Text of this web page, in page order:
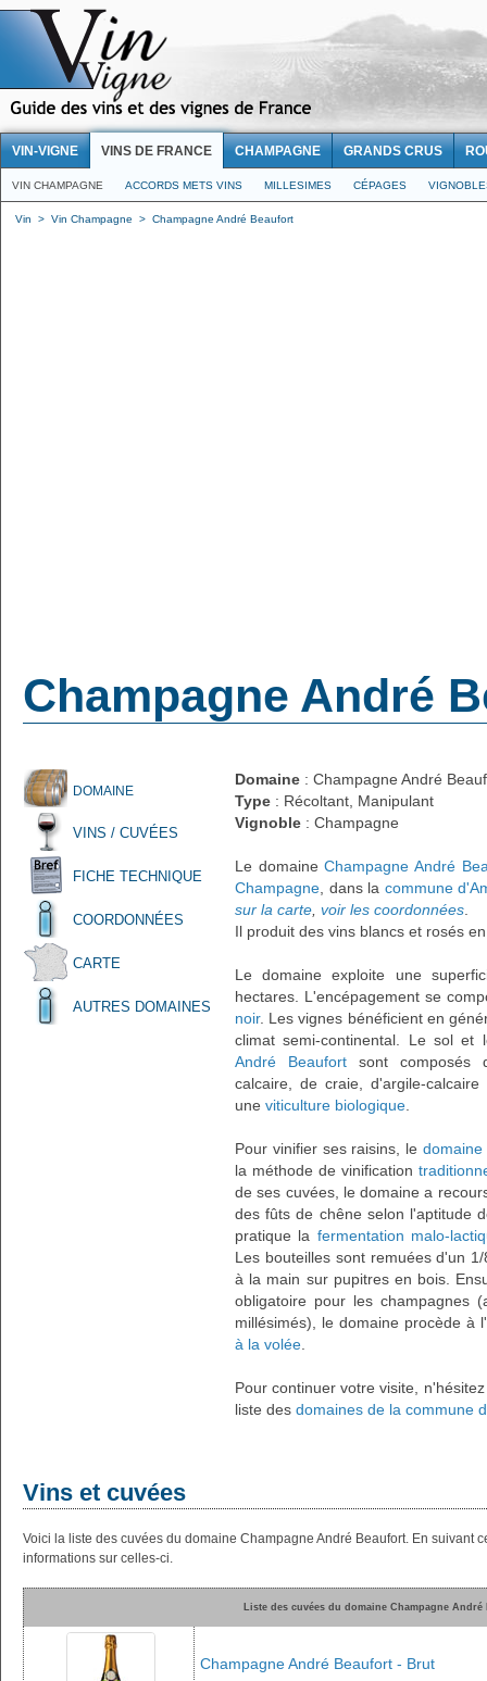
VIN-VIGNE VINS DE FRANCE CHAMPAGNE GRANDS CRUS
VIN CHAMPAGNE ACCORDS METS VINS MILLESIMES CÉPAGES
Vin > Vin Champagne > Champagne André Beaufort
Champagne André
DOMAINE
VINS / CUVÉES
FICHE TECHNIQUE
COORDONNÉES
CARTE
AUTRES DOMAINES
Domaine : Champagne André
Type : Récoltant, Manipulant
Vignoble : Champagne
Le domaineChampagne André
Champagne , dans la commune
sur la carte voir les coordonnées
Il produit des vins blancs et rosés
Le domaine exploite une
hectares. L'encépagement se
noir. Les vignes bénéficient en
climat semi-continental. Le sol
André Beaufortsont composés
calcaire, de craie, d'argile-
une viticulture biologique
Pour vinifier ses raisins, le domaine
la méthode de vinification
de ses cuvées, le domaine a
des fûts de chêne selon l'aptitude
pratique la fermentation malo-
Les bouteilles sont remuées d'un
à la main sur pupitres en bois.
obligatoire pour les champagnes
millésimés), le domaine procède à
à la volée
Pour continuer votre visite,
liste des domaines de la commune
Vins et cuvées
Voici la liste des cuvées du domaine Champagne André Beaufort. En suivant
informations sur celles-ci.
Liste des cuvées du domaine Champagne André
Champagne André Beaufort - Brut